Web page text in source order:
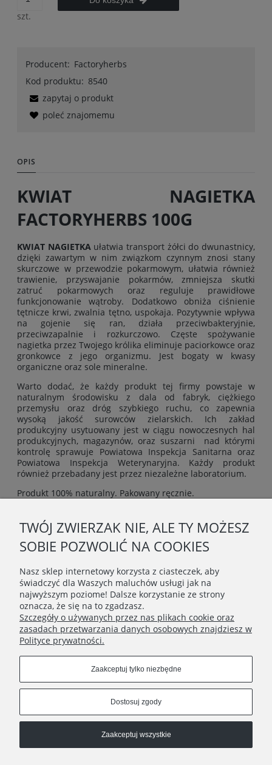
szt.
Producent: Factoryherbs
Kod produktu: 8540
zapytaj o produkt
poleć znajomemu
OPIS
KWIAT NAGIETKA
FACTORYHERBS 100G
KWIAT NAGIETKA ułatwia transport żółci do dwunastnicy,
dzięki zawartym w nim związkom czynnym znosi stany
skurczowe w przewodzie pokarmowym, ułatwia również
trawienie, przyswajanie pokarmów, zmniejsza skutki
zatruć pokarmowych oraz reguluje prawidłowe
funkcjonowanie wątroby. Dodatkowo obniża ciśnienie
tętnicze krwi, zwalnia tętno, uspokaja. Pozytywnie wpływa
na gojenie się ran, działa przeciwbakteryjnie,
przeciwzapalnie i rozkurczowo. Częste spożywanie
nagietka przez Twojego królika eliminuje paciorkowce oraz
gronkowce z jego organizmu. Jest bogaty w kwasy
organiczne oraz sole mineralne.
Warto dodać, że każdy produkt tej firmy powstaje w
naturalnym środowisku z dala od fabryk, ciężkiego
przemysłu oraz dróg szybkiego ruchu, co zapewnia
wysoką jakość surowców zielarskich. Ich zakład
produkcyjny usytuowany jest w ciągu nowoczesnych hal
produkcyjnych, magazynów, oraz suszarni nad którymi
kontrolę sprawuje Powiatowa Inspekcja Sanitarna oraz
Powiatowa Inspekcja Weterynaryjna. Każdy produkt
również przebadany jest przez niezależne laboratorium.
Produkt 100% naturalny. Pakowany ręcznie.
O NAS
OBSŁUGA KLIENTA
POMOC
MOJE KONTO
Connect with us
Copyrights © 2020 - BunnyMommy.pl
Na zawsze ponosisz odpowiedzialność za to, co oswoiłeś ♥ - ,,Mały
Książę" Antoine de Saint-Exupéry
TWÓJ ZWIERZAK NIE, ALE TY MOŻESZ
SOBIE POZWOLIĆ NA COOKIES
Nasz sklep internetowy korzysta z ciasteczek, aby
świadczyć dla Waszych maluchów usługi jak na
najwyższym poziome! Dalsze korzystanie ze strony
oznacza, że się na to zgadzasz.
Szczegóły o używanych przez nas plikach cookie oraz
zasadach przetwarzania danych osobowych znajdziesz w
Polityce prywatności.
Zaakceptuj tylko niezbędne
Dostosuj zgody
Zaakceptuj wszystkie